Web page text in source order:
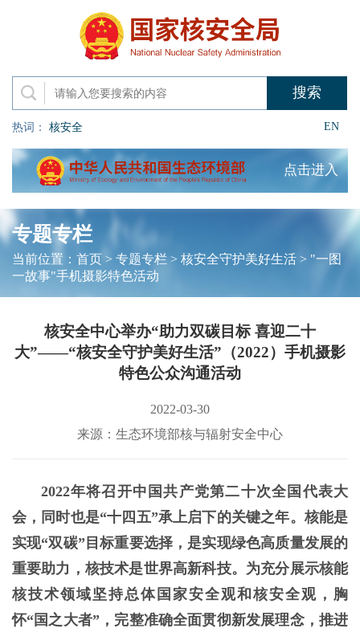
热词： 核安全 EN
点击进入
专题专栏
当前位置： 首页> 专题专栏> 核安全守护美好生活> "一图
一故事"手机摄影特色活动
核安全中心举办“助力双碳目标 喜迎二十
大”——“核安全守护美好生活”（2022）手机摄影
特色公众沟通活动
2022-03-30
来源：生态环境部核与辐射安全中心
2022年将召开中国共产党第二十次全国代表大
会，同时也是“十四五”承上启下的关键之年。核能是
实现“双碳”目标重要选择，是实现绿色高质量发展的
重要助力，核技术是世界高新科技。为充分展示核能
核技术领域坚持总体国家安全观和核安全观，胸
怀“国之大者”，完整准确全面贯彻新发展理念，推进